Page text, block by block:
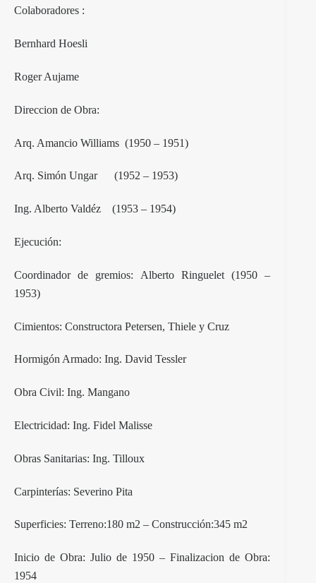
Colaboradores :
Bernhard Hoesli
Roger Aujame
Direccion de Obra:
Arq. Amancio Williams (1950 – 1951)
Arq. Simón Ungar (1952 – 1953)
Ing. Alberto Valdéz (1953 – 1954)
Ejecución:
Coordinador de gremios: Alberto Ringuelet (1950 –
1953)
Cimientos: Constructora Petersen, Thiele y Cruz
Hormigón Armado: Ing. David Tessler
Obra Civil: Ing. Mangano
Electricidad: Ing. Fidel Malisse
Obras Sanitarias: Ing. Tilloux
Carpinterías: Severino Pita
Superficies: Terreno:180 m2 – Construcción:345 m2
Inicio de Obra: Julio de 1950 – Finalizacion de Obra:
1954